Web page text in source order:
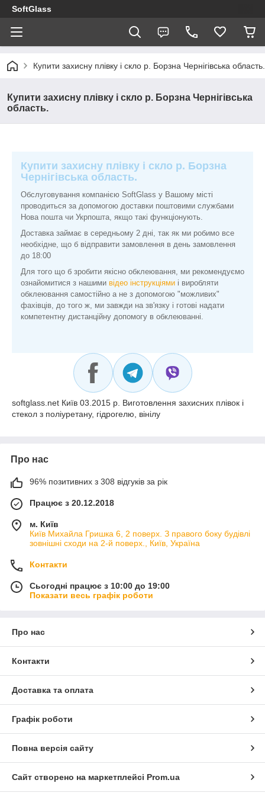
SoftGlass
Купити захисну плівку і скло р. Борзна Чернігівська область.
Купити захисну плівку і скло р. Борзна Чернігівська
область.
Купити захисну плівку і скло р. Борзна
Чернігівська область.
Обслуговування компанією SoftGlass у Вашому місті
проводиться за допомогою доставки поштовими службами
Нова пошта чи Укрпошта, якщо такі функціонують.
Доставка займає в середньому 2 дні, так як ми робимо все
необхідне, що б відправити замовлення в день замовлення
до 18:00
Для того що б зробити якісно обклеювання, ми рекомендуємо
ознайомитися з нашими відео інструкціями і виробляти
обклеювання самостійно а не з допомогою "можливих"
фахівців, до того ж, ми завжди на зв'язку і готові надати
компетентну дистанційну допомогу в обклеюванні.
softglass.net Київ 03.2015 р. Виготовлення захисних плівок і
стекол з поліуретану, гідрогелю, вінілу
Про нас
96% позитивних з 308 відгуків за рік
Працює з 20.12.2018
м. Київ
Київ Михайла Гришка 6, 2 поверх. З правого боку будівлі
зовнішні сходи на 2-й поверх., Київ, Україна
Контакти
Сьогодні працює з 10:00 до 19:00
Показати весь графік роботи
Про нас
Контакти
Доставка та оплата
Графік роботи
Повна версія сайту
Сайт створено на маркетплейсі Prom.ua